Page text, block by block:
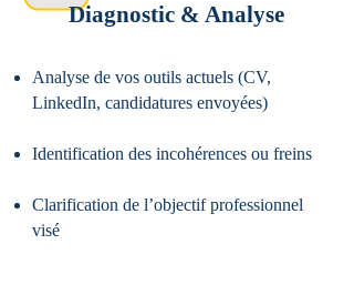
Diagnostic & Analyse
Analyse de vos outils actuels (CV,
LinkedIn, candidatures envoyées)
Identification des incohérences ou freins
Clarification de l’objectif professionnel
visé